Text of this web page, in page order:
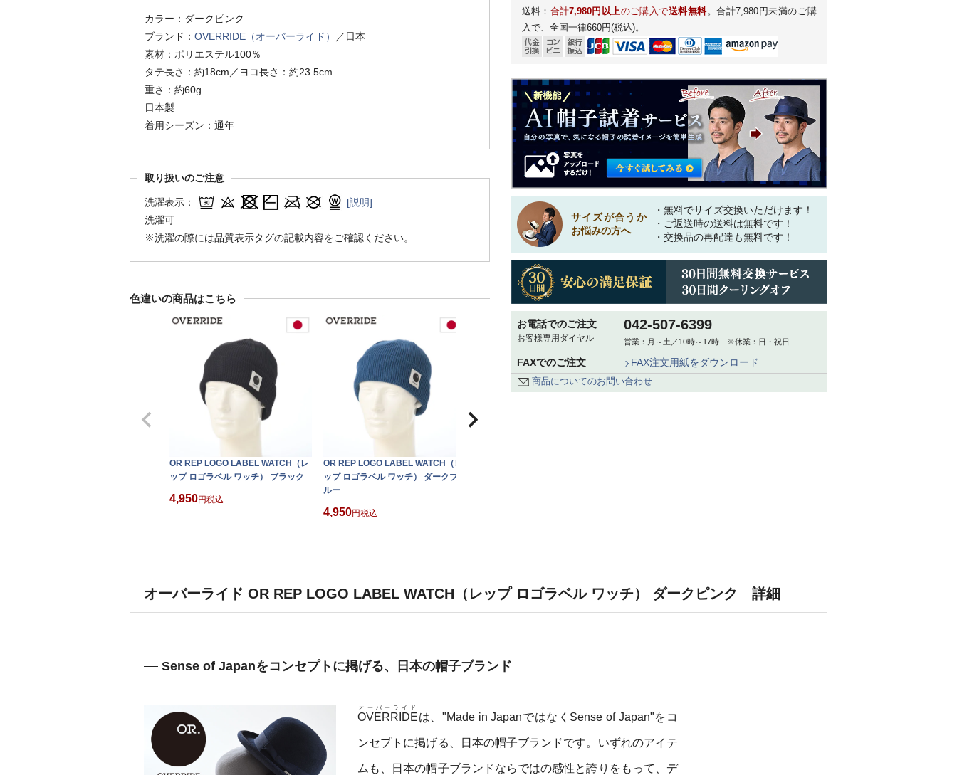
カラー：ダークピンク
ブランド： OVERRIDE（オーバーライド）
／日本
素材：ポリエステル100％
タテ長さ：約18cm／ヨコ長さ：約23.5cm
重さ：約60g
日本製
着用シーズン：通年
取り扱いのご注意
洗濯表示：
[説明]
洗濯可
※洗濯の際には品質表示タグの記載内容をご確認ください。
色違いの商品はこちら
OR REP LOGO LABEL WATCH（レ
ップ ロゴラベル ワッチ） ブラック
4,950 税込
OR REP LOGO LABEL WATCH（レ
ップ ロゴラベル ワッチ） ダークブ
ルー
4,950 税込
送料： 合計7,980円以上のご購入で送料無料。合計7,980円未満のご購
入で、全国一律660円(税込)。
サイズが合うか
お悩みの方へ
・無料でサイズ交換いただけます！
・ご返送時の送料は無料です！
・交換品の再配達も無料です！
お電話でのご注文
お客様専用ダイヤル
042-507-6399
営業：月～土／10時～17時 ※休業：日・祝日
FAXでのご注文 FAX注文用紙をダウンロード
商品についてのお問い合わせ
オーバーライド OR REP LOGO LABEL WATCH（レップ ロゴラベル ワッチ） ダークピンク 詳細
Sense of Japanをコンセプトに掲げる、日本の帽子ブランド
OVERRIDE
オーバーライド
は、"Made in JapanではなくSense of Japan"をコ
ンセプトに掲げる、日本の帽子ブランドです。いずれのアイテ
ムも、日本の帽子ブランドならではの感性と誇りをもって、デ